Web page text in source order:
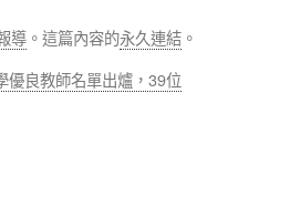
導 。這篇內容的永久連結 。
優良教師名單出爐，39位